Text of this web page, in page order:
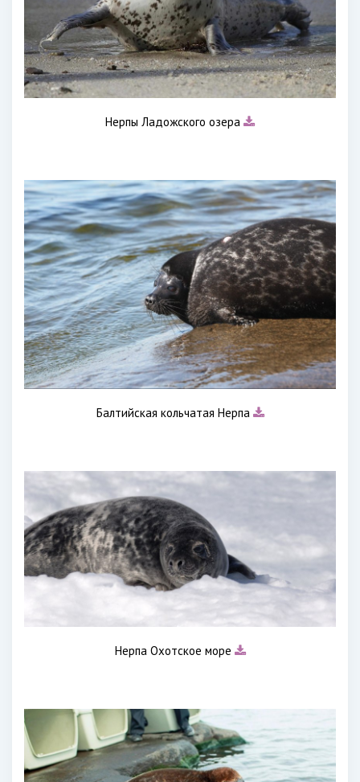
Нерпы Ладожского озера
Балтийская кольчатая Нерпа
Нерпа Охотское море